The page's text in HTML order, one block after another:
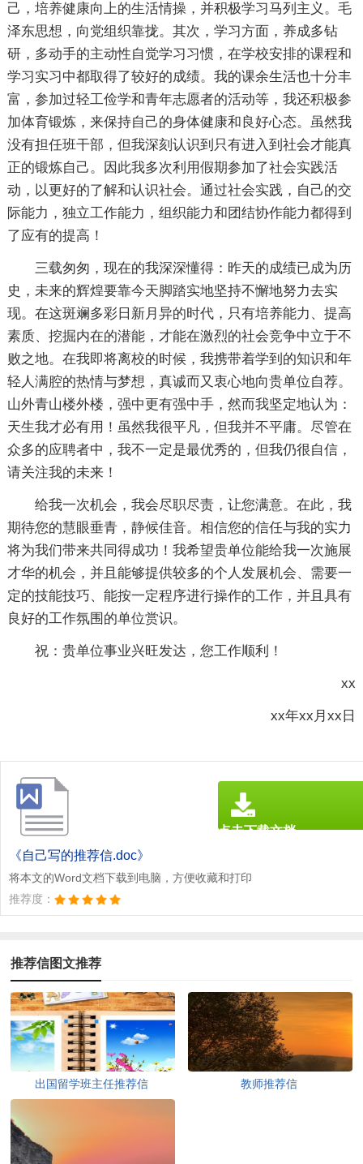
己，培养健康向上的生活情操，并积极学习马列主义。毛
泽东思想，向党组织靠拢。其次，学习方面，养成多钻
研，多动手的主动性自觉学习习惯，在学校安排的课程和
学习实习中都取得了较好的成绩。我的课余生活也十分丰
富，参加过轻工俭学和青年志愿者的活动等，我还积极参
加体育锻炼，来保持自己的身体健康和良好心态。虽然我
没有担任班干部，但我深刻认识到只有进入到社会才能真
正的锻炼自己。因此我多次利用假期参加了社会实践活
动，以更好的了解和认识社会。通过社会实践，自己的交
际能力，独立工作能力，组织能力和团结协作能力都得到
了应有的提高！
三载匆匆，现在的我深深懂得：昨天的成绩已成为历
史，未来的辉煌要靠今天脚踏实地坚持不懈地努力去实
现。在这斑斓多彩日新月异的时代，只有培养能力、提高
素质、挖掘内在的潜能，才能在激烈的社会竞争中立于不
败之地。在我即将离校的时候，我携带着学到的知识和年
轻人满腔的热情与梦想，真诚而又衷心地向贵单位自荐。
山外青山楼外楼，强中更有强中手，然而我坚定地认为：
天生我才必有用！虽然我很平凡，但我并不平庸。尽管在
众多的应聘者中，我不一定是最优秀的，但我仍很自信，
请关注我的未来！
给我一次机会，我会尽职尽责，让您满意。在此，我
期待您的慧眼垂青，静候佳音。相信您的信任与我的实力
将为我们带来共同得成功！我希望贵单位能给我一次施展
才华的机会，并且能够提供较多的个人发展机会、需要一
定的技能技巧、能按一定程序进行操作的工作，并且具有
良好的工作氛围的单位赏识。
祝：贵单位事业兴旺发达，您工作顺利！
xx
xx年xx月xx日
《自己写的推荐信.doc》
将本文的Word文档下载到电脑，方便收藏和打印
推荐度：
点击下载文档
推荐信图文推荐
出国留学班主任推荐信 教师推荐信